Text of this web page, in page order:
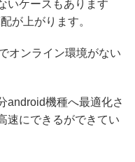
いケースもあります
が上がります。
オンライン環境がない
android機種へ最適化さ
速にできるができてい